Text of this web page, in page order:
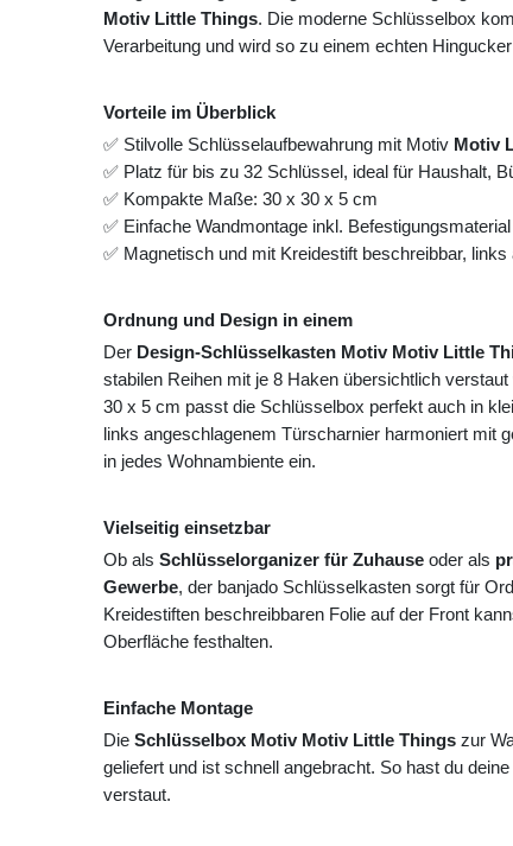
Motiv Little Things. Die moderne Schlüsselbox
Verarbeitung und wird so zu einem echten
Vorteile im Überblick
✅ Stilvolle Schlüsselaufbewahrung mit Motiv Motiv
✅ Platz für bis zu 32 Schlüssel, ideal für Haushalt,
✅ Kompakte Maße: 30 x 30 x 5 cm
✅ Einfache Wandmontage inkl. Befestigungsmaterial
✅ Magnetisch und mit Kreidestift beschreibbar,
Ordnung und Design in einem
Der Design-Schlüsselkasten Motiv Motiv Little
stabilen Reihen mit je 8 Haken übersichtlich
30 x 5 cm passt die Schlüsselbox perfekt auch in
links angeschlagenem Türscharnier harmoniert mit
in jedes Wohnambiente ein.
Vielseitig einsetzbar
Ob als Schlüsselorganizer für Zuhause oder als
Gewerbe, der banjado Schlüsselkasten sorgt für
Kreidestiften beschreibbaren Folie auf der Front
Oberfläche festhalten.
Einfache Montage
Die Schlüsselbox Motiv Motiv Little Things zur
geliefert und ist schnell angebracht. So hast du
verstaut.